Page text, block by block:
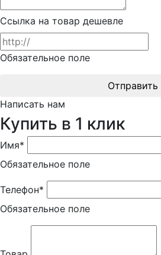
Ссылка на товар дешевле
Обязательное поле
Отправить
Написать нам
Купить в 1 клик
Имя*
Обязательное поле
Телефон*
Обязательное поле